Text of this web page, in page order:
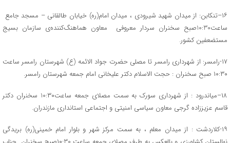
۱۶–تنکابن: از میدان شهید شیرودی ، میدان امام(ره) خیابان طالقانی – مسجد جامع
ساعت10:30صبح سخنران سردار معروفی معاون هماهنگ‌کننده‌ی سازمان بسیج
مستضعفین کشور.
۱۷-رامسر: از شهرداری رامسر تا مصلی حضرت جواد الائمه (ع) شهرستان رامسر ساعت
۱۰:۳۰ صبح سخنران : حجت الاسلام دکتر علیخانی امام جمعه شهرستان رامسر.
۱۸–میاندرود : از شهرداری سورک به سمت مصلای جمعه ساعت10:۳۰ سخنران دکتر
قاسم عزیززاده گرجی معاون سیاسی امنیتی و اجتماعی استانداری مازندران.
۱۹-کلاردشت : از میدان معلم ، به سمت مرکز شهر و بلوار امام خمینی(ره) بریدگی